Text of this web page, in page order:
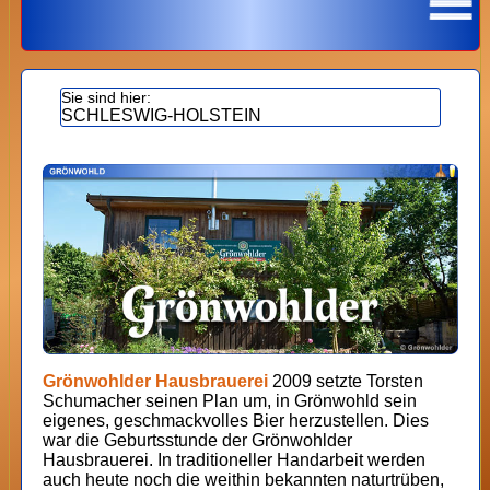
SCHLESWIG-HOLSTEIN
Grönwohlder Hausbrauerei 2009 setzte Torsten
Schumacher seinen Plan um, in Grönwohld sein
eigenes, geschmackvolles Bier herzustellen. Dies
war die Geburtsstunde der Grönwohlder
Hausbrauerei. In traditioneller Handarbeit werden
auch heute noch die weithin bekannten naturtrüben,